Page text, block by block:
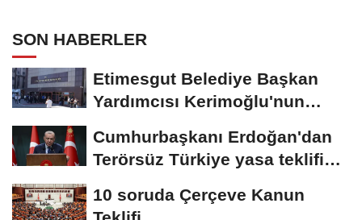
SON HABERLER
Etimesgut Belediye Başkan
Yardımcısı Kerimoğlu'nun
Cumhurbaşkanı Erdoğan'dan
Terörsüz Türkiye yasa teklifine
10 soruda Çerçeve Kanun